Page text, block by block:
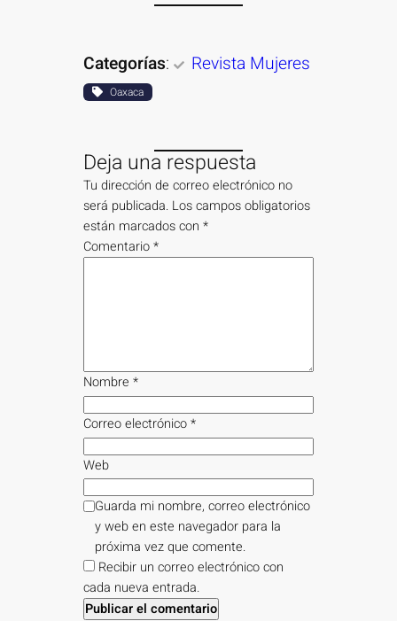
Categorías: Revista Mujeres
Oaxaca
Deja una respuesta
Tu dirección de correo electrónico no
será publicada. Los campos obligatorios
están marcados con*
Comentario*
Nombre*
Correo electrónico*
Web
Guarda mi nombre, correo electrónico
y web en este navegador para la
próxima vez que comente.
Recibir un correo electrónico con
cada nueva entrada.